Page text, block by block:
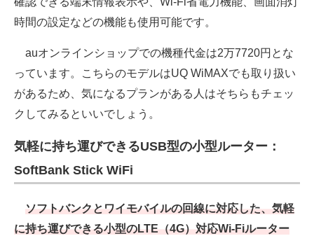
時間の設定などの機能も使用可能です。
auオンラインショップでの機種代金は2万7720円とな
っています。こちらのモデルはUQ WiMAXでも取り扱い
があるため、気になるプランがある人はそちらもチェッ
クしてみるといいでしょう。
気軽に持ち運びできるUSB型の小型ルーター：
SoftBank Stick WiFi
ソフトバンクとワイモバイルの回線に対応した、気軽
に持ち運びできる小型のLTE（4G）対応Wi-Fiルーター